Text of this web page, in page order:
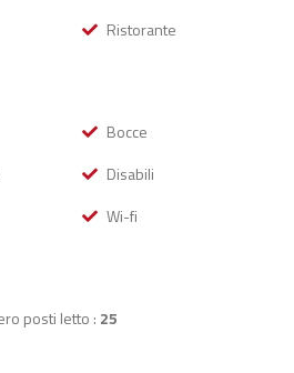
Ristorante
Bocce
Disabili
Wi-fi
posti letto : 25